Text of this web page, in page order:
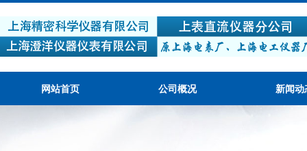
网站首页 公司概况 新闻动